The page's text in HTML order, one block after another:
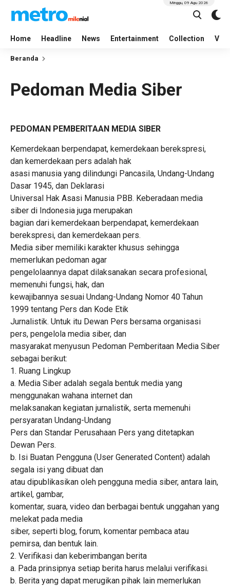
Home Headline News Entertainment Collection
Minggu, 09 Agu 2026
Beranda
Pedoman Media Siber
PEDOMAN PEMBERITAAN MEDIA SIBER
Kemerdekaan berpendapat, kemerdekaan berekspresi,
dan kemerdekaan pers adalah hak
asasi manusia yang dilindungi Pancasila, Undang-Undang
Dasar 1945, dan Deklarasi
Universal Hak Asasi Manusia PBB. Keberadaan media
siber di Indonesia juga merupakan
bagian dari kemerdekaan berpendapat, kemerdekaan
berekspresi, dan kemerdekaan pers.
Media siber memiliki karakter khusus sehingga
memerlukan pedoman agar
pengelolaannya dapat dilaksanakan secara profesional,
memenuhi fungsi, hak, dan
kewajibannya sesuai Undang-Undang Nomor 40 Tahun
1999 tentang Pers dan Kode Etik
Jurnalistik. Untuk itu Dewan Pers bersama organisasi
pers, pengelola media siber, dan
masyarakat menyusun Pedoman Pemberitaan Media Siber
sebagai berikut:
1. Ruang Lingkup
a. Media Siber adalah segala bentuk media yang
menggunakan wahana internet dan
melaksanakan kegiatan jurnalistik, serta memenuhi
persyaratan Undang-Undang
Pers dan Standar Perusahaan Pers yang ditetapkan
Dewan Pers.
b. Isi Buatan Pengguna (User Generated Content) adalah
segala isi yang dibuat dan
atau dipublikasikan oleh pengguna media siber, antara lain,
artikel, gambar,
komentar, suara, video dan berbagai bentuk unggahan yang
melekat pada media
siber, seperti blog, forum, komentar pembaca atau
pemirsa, dan bentuk lain.
2. Verifikasi dan keberimbangan berita
a. Pada prinsipnya setiap berita harus melalui verifikasi.
b. Berita yang dapat merugikan pihak lain memerlukan